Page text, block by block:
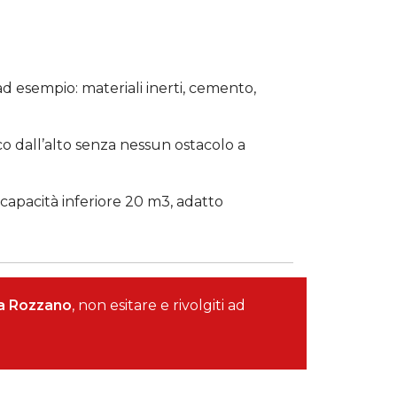
esempio: materiali inerti, cemento,
dall’alto senza nessun ostacolo a
inferiore 20 m3, adatto
Rozzano, non esitare e rivolgiti ad